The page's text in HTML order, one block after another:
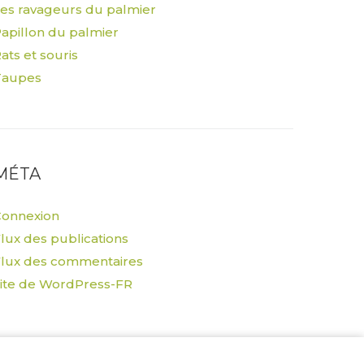
ravageurs du palmier
du palmier
et souris
des publications
des commentaires
de WordPress-FR